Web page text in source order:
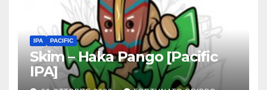
IPA PACIFIC
Skim – Haka Pango [Pacific
IPA]